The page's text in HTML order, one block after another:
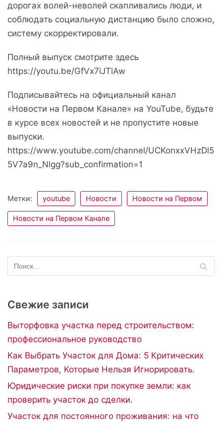
дорогах волей-неволей скапливались люди, и
соблюдать социальную дистанцию было сложно,
систему скорректировали.
Полный выпуск смотрите здесь
https://youtu.be/GfVx7iJTlAw
Подписывайтесь на официальный канал
«Новости на Первом Канале» на YouTube, будьте
в курсе всех новостей и не пропустите новые
выпуски.
https://www.youtube.com/channel/UCKonxxVHzDl5
5V7a9n_Nlgg?sub_confirmation=1
Метки: youtube Новости Новости на Первом
Новости на Первом Канале
Свежие записи
Выторфовка участка перед строительством:
профессиональное руководство
Как Выбрать Участок для Дома: 5 Критических
Параметров, Которые Нельзя Игнорировать.
Юридические риски при покупке земли: как
проверить участок до сделки.
Участок для постоянного проживания: на что